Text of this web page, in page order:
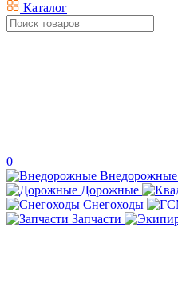
Каталог
0
Внедорожные
Дорожные
Снегоходы
Запчасти